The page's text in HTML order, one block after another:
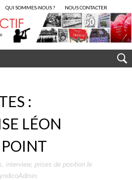
QUI SOMMES-NOUS ? NOUS CONTACTER
:
LÉON
, interview, prises de position le
.